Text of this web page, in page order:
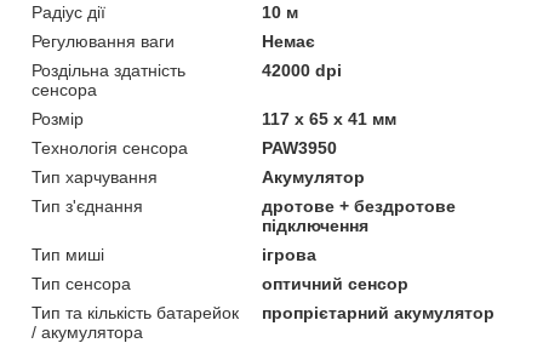
Радіус дії
10 м
Регулювання ваги
Немає
Роздільна здатність
сенсора
42000 dpi
Розмір
117 х 65 х 41 мм
Технологія сенсора
PAW3950
Тип харчування
Акумулятор
Тип з'єднання
дротове + бездротове
підключення
Тип миші
ігрова
Тип сенсора
оптичний сенсор
Тип та кількість батарейок
/ акумулятора
пропрієтарний акумулятор